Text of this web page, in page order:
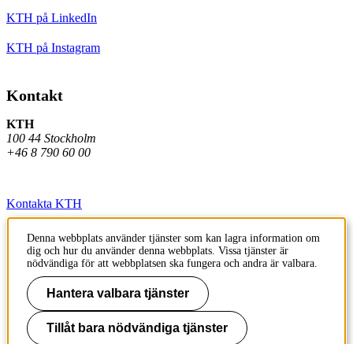
KTH på LinkedIn
KTH på Instagram
Kontakt
KTH
100 44 Stockholm
+46 8 790 60 00
Kontakta KTH
Jobba på KTH
Press och media
Faktura och betalning KTH
Om KTH:s webbplatser
Denna webbplats använder tjänster som kan lagra information om
dig och hur du använder denna webbplats. Vissa tjänster är
nödvändiga för att webbplatsen ska fungera och andra är valbara.
Hantera valbara tjänster
Tillåt bara nödvändiga tjänster